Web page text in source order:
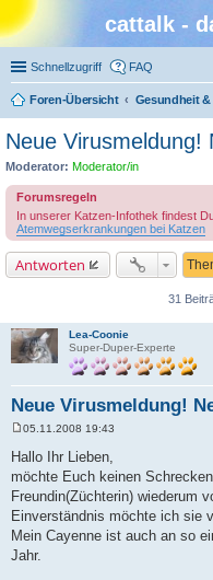
cattalk -
Schnellzugriff FAQ
Foren-Übersicht Gesundheit &
Neue Virusmeldung!
Moderator: Moderator/in
Forumsregeln
In unserer Katzen-Infothek findest
Atemwegserkrankungen bei Katzen
Antworten
31
Lea-Coonie
Super-Duper-Experte
Neue Virusmeldung!
e
i
t
a
g
05.11.2008 19:43
Hallo Ihr Lieben,
möchte Euch keinen
Freundin(Züchterin) wiederum
Einverständnis möchte ich sie
Mein Cayenne ist auch an so
Jahr.